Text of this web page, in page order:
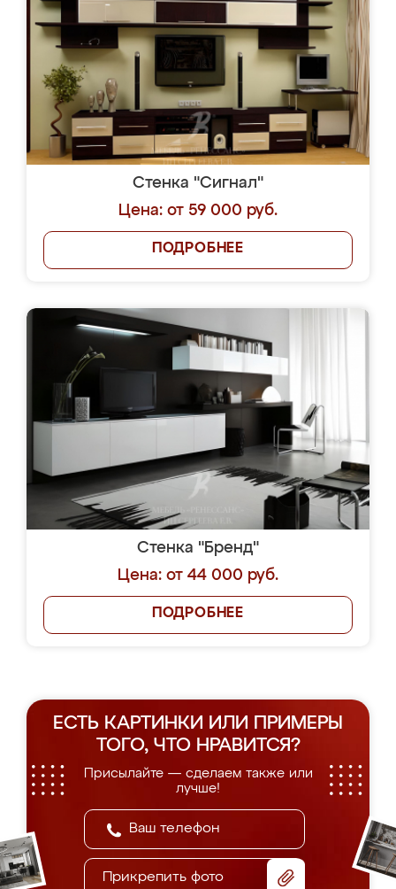
Стенка "Сигнал"
Цена: от 59 000 руб.
ПОДРОБНЕЕ
Стенка "Бренд"
Цена: от 44 000 руб.
ПОДРОБНЕЕ
ЕСТЬ КАРТИНКИ ИЛИ ПРИМЕРЫ
ТОГО, ЧТО НРАВИТСЯ?
Присылайте — сделаем также или
лучше!
Прикрепить фото